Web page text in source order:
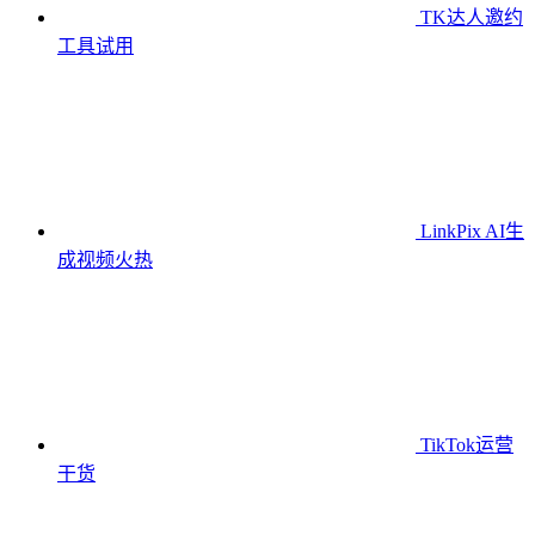
TK达人邀约
工具试用
LinkPix AI生
成视频火热
TikTok运营
干货